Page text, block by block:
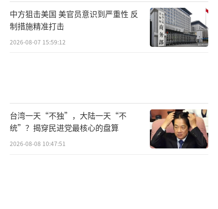
中方狙击美国 美官员意识到严重性 反
制措施精准打击
2026-08-07 15:59:12
台湾一天“不独”，大陆一天“不
统”？揭穿民进党最核心的盘算
2026-08-08 10:47:51